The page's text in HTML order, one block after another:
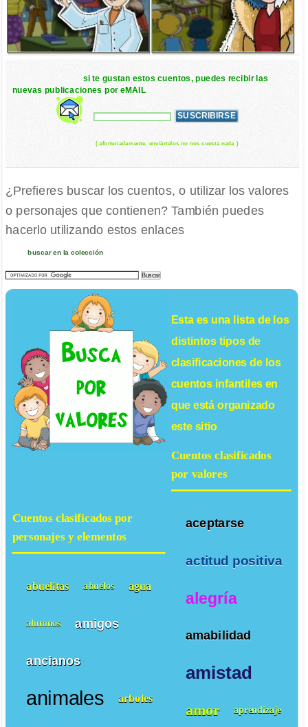
si te gustan estos cuentos, puedes recibir las
nuevas publicaciones por eMAIL
( afortunadamente, enviártelos no nos cuesta nada )
¿Prefieres buscar los cuentos, o utilizar los valores
o personajes que contienen? También puedes
hacerlo utilizando estos enlaces
buscar en la colección
Esta es una lista de los
distintos tipos de
clasificaciones de los
cuentos infantilesen
que está organizado
este sitio
Cuentos clasificados
por valores
aceptarse
actitud positiva
alegría
amabilidad
amistad
amor aprendizaje
Cuentos clasificados por
personajes y elementos
abuelitas abuelos agua
alumnos amigos
ancianos
animales arboles